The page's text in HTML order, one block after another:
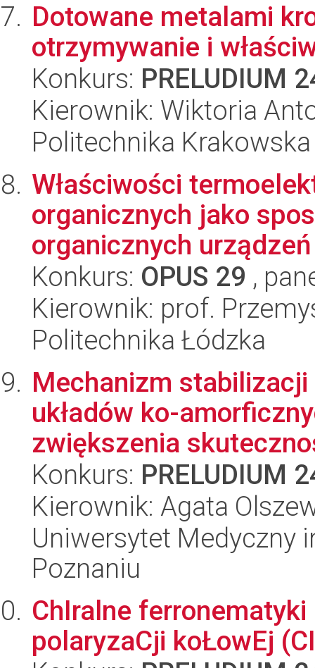
Dotowane metalami
otrzymywanie i
Konkurs: PRELUDIUM
Kierownik: Wiktoria
Politechnika
Właściwości
organicznych jako
organicznych
Konkurs: OPUS 29 ,
Kierownik: prof.
Politechnika Łódzka
Mechanizm
układów ko-
zwiększenia
Konkurs: PRELUDIUM
Kierownik: Agata
Uniwersytet Medyczny
Poznaniu
ChIralne
polaryzaCji koŁowEj